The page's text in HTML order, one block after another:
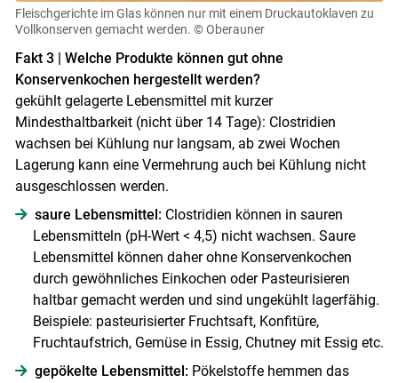
Fleischgerichte im Glas können nur mit einem Druckautoklaven zu
Vollkonserven gemacht werden. © Oberauner
Fakt 3 | Welche Produkte können gut ohne
Konservenkochen hergestellt werden?
gekühlt gelagerte Lebensmittel mit kurzer
Mindesthaltbarkeit (nicht über 14 Tage): Clostridien
wachsen bei Kühlung nur langsam, ab zwei Wochen
Lagerung kann eine Vermehrung auch bei Kühlung nicht
ausgeschlossen werden.
saure Lebensmittel: Clostridien können in sauren
Lebensmitteln (pH-Wert < 4,5) nicht wachsen. Saure
Lebensmittel können daher ohne Konservenkochen
durch gewöhnliches Einkochen oder Pasteurisieren
haltbar gemacht werden und sind ungekühlt lagerfähig.
Beispiele: pasteurisierter Fruchtsaft, Konfitüre,
Fruchtaufstrich, Gemüse in Essig, Chutney mit Essig etc.
gepökelte Lebensmittel:Pökelstoffe hemmen das